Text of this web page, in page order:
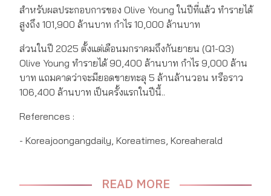
สำหรับผลประกอบการของ Olive Young ในปีที่แล้ว ทำรายได้
สูงถึง 101,900 ล้านบาท กำไร 10,000 ล้านบาท
ส่วนในปี 2025 ตั้งแต่เดือนมกราคมถึงกันยายน (Q1-Q3)
Olive Young ทำรายได้ 90,400 ล้านบาท กำไร 9,000 ล้าน
บาท แถมคาดว่าจะมียอดขายทะลุ 5 ล้านล้านวอน หรือราว
106,400 ล้านบาท เป็นครั้งแรกในปีนี้..
References :
- Koreajoongangdaily, Koreatimes, Koreaherald
READ MORE